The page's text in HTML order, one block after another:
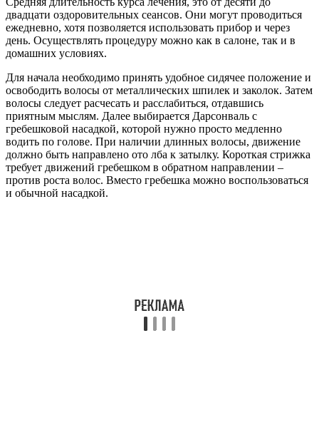
двадцати оздоровительных сеансов. Они могут проводиться
ежедневно, хотя позволяется использовать прибор и через
день. Осуществлять процедуру можно как в салоне, так и в
домашних условиях.
Для начала необходимо принять удобное сидячее положение и
освободить волосы от металлических шпилек и заколок. Затем
волосы следует расчесать и расслабиться, отдавшись
приятным мыслям. Далее выбирается Дарсонваль с
гребешковой насадкой, которой нужно просто медленно
водить по голове. При наличии длинных волосы, движение
должно быть направлено ото лба к затылку. Короткая стрижка
требует движений гребешком в обратном направлении –
против роста волос. Вместо гребешка можно воспользоваться
и обычной насадкой.